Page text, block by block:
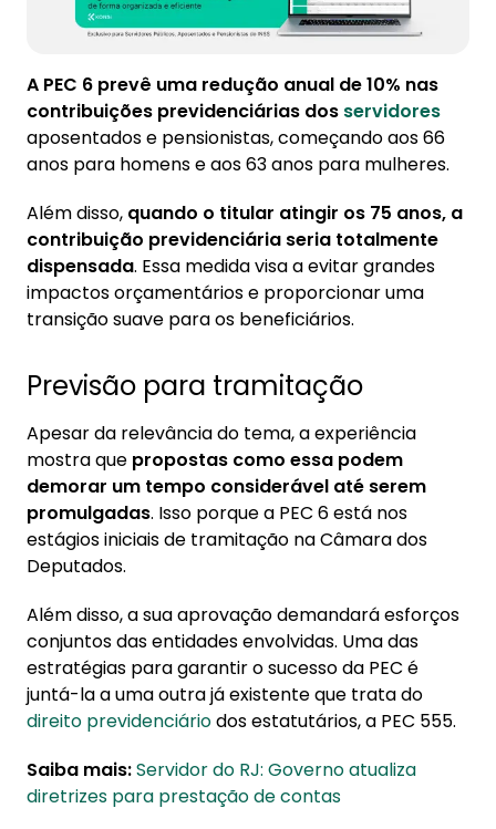
A PEC 6 prevê uma redução anual de 10% nas
contribuições previdenciárias dos servidores
aposentados e pensionistas, começando aos 66
anos para homens e aos 63 anos para mulheres.
Além disso, quando o titular atingir os 75 anos, a
contribuição previdenciária seria totalmente
dispensada. Essa medida visa a evitar grandes
impactos orçamentários e proporcionar uma
transição suave para os beneficiários.
Previsão para tramitação
Apesar da relevância do tema, a experiência
mostra que propostas como essa podem
demorar um tempo considerável até serem
promulgadas. Isso porque a PEC 6 está nos
estágios iniciais de tramitação na Câmara dos
Deputados.
Além disso, a sua aprovação demandará esforços
conjuntos das entidades envolvidas. Uma das
estratégias para garantir o sucesso da PEC é
juntá-la a uma outra já existente que trata do
direito previdenciáriodos estatutários, a PEC 555.
Saiba mais:Servidor do RJ: Governo atualiza
diretrizes para prestação de contas